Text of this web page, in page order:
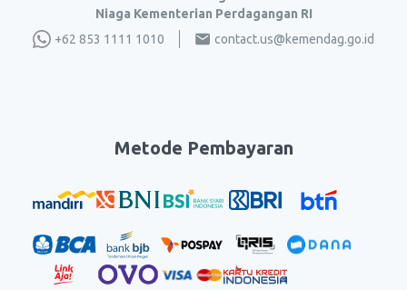
Niaga Kementerian Perdagangan RI
+62 853 1111 1010
contact.us@kemendag.go.id
Metode Pembayaran